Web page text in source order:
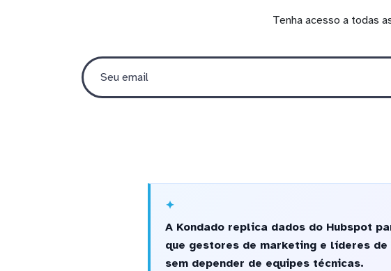
Tenha acesso a todas
A Kondado replica dados do Hubspot
que gestores de marketing e líderes de
sem depender de equipes técnicas.